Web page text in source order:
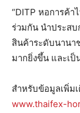
“DITP หอการค้า
ร่วมกัน นำประส
สินค้าระดับนานา
มากยิ่งขึ้น และเป็
สำหรับข้อมูลเพิ่ม
www.thaifex-